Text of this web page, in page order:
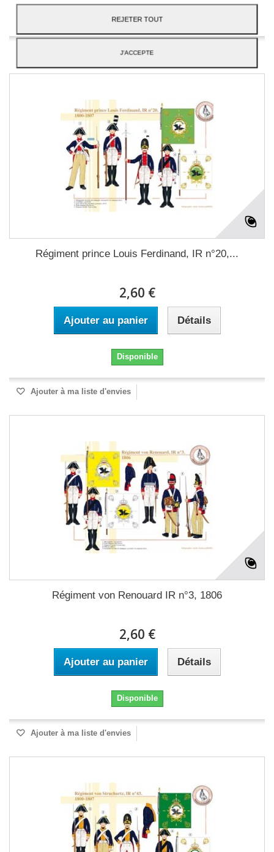
Disponible
Ajouter à ma liste d'envies
Régiment prince Louis Ferdinand, IR n°20,...
2,60 €
Ajouter au panier Détails
Disponible
Ajouter à ma liste d'envies
Régiment von Renouard IR n°3, 1806
2,60 €
Ajouter au panier Détails
Disponible
Ajouter à ma liste d'envies
REJETER TOUT
J'ACCEPTE